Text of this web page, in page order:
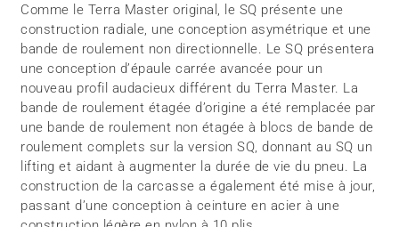
Comme le Terra Master original, le SQ présente une
construction radiale, une conception asymétrique et une
bande de roulement non directionnelle. Le SQ présentera
une conception d’épaule carrée avancée pour un
nouveau profil audacieux différent du Terra Master. La
bande de roulement étagée d’origine a été remplacée par
une bande de roulement non étagée à blocs de bande de
roulement complets sur la version SQ, donnant au SQ un
lifting et aidant à augmenter la durée de vie du pneu. La
construction de la carcasse a également été mise à jour,
passant d’une conception à ceinture en acier à une